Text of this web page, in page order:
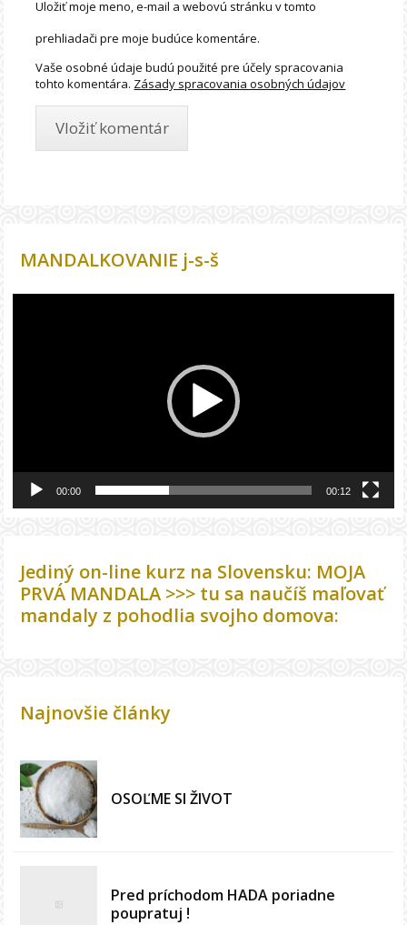
Uložiť moje meno, e-mail a webovú stránku v tomto
prehliadači pre moje budúce komentáre.
Vaše osobné údaje budú použité pre účely spracovania
tohto komentára. Zásady spracovania osobných údajov
MANDALKOVANIE j-s-š
00:00 00:12
Jediný on-line kurz na Slovensku: MOJA
PRVÁ MANDALA >>> tu sa naučíš maľovať
mandaly z pohodlia svojho domova:
Najnovšie články
OSOĽME SI ŽIVOT
Pred príchodom HADA poriadne
poupratuj !